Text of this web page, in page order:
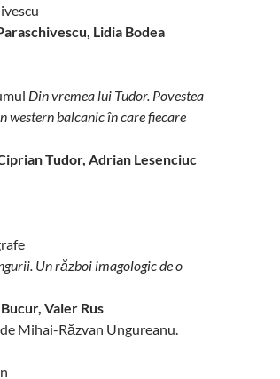
Lidia Bodea
Din vremea lui Tudor. Povestea
western balcanic în care fiecare
Tudor, Adrian Lesenciuc
Un război imagologic de o
Valer Rus
Mihai-Răzvan Ungureanu.